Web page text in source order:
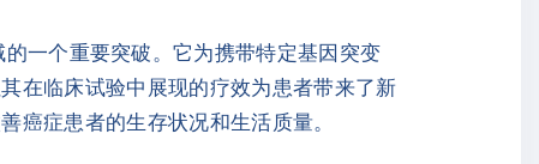
的一个重要突破。它为携带特定基因突变
在临床试验中展现的疗效为患者带来了新
癌症患者的生存状况和生活质量。